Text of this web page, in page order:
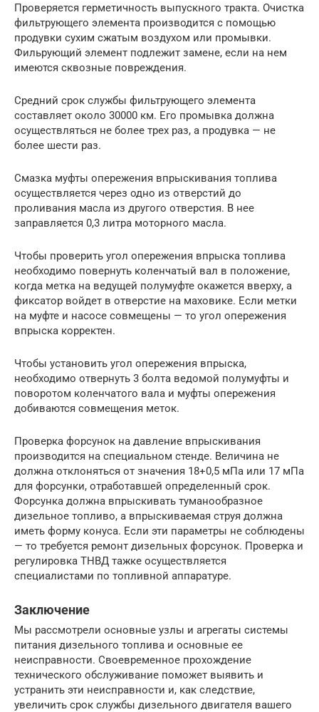
Проверяется герметичность выпускного тракта. Очистка
фильтрующего элемента производится с помощью
продувки сухим сжатым воздухом или промывки.
Фильрующий элемент подлежит замене, если на нем
имеются сквозные повреждения.
Средний срок службы фильтрующего элемента
составляет около 30000 км. Его промывка должна
осуществляться не более трех раз, а продувка — не
более шести раз.
Смазка муфты опережения впрыскивания топлива
осуществляется через одно из отверстий до
проливания масла из другого отверстия. В нее
заправляется 0,3 литра моторного масла.
Чтобы проверить угол опережения впрыска топлива
необходимо повернуть коленчатый вал в положение,
когда метка на ведущей полумуфте окажется вверху, а
фиксатор войдет в отверстие на маховике. Если метки
на муфте и насосе совмещены — то угол опережения
впрыска корректен.
Чтобы установить угол опережения впрыска,
необходимо отвернуть 3 болта ведомой полумуфты и
поворотом коленчатого вала и муфты опережения
добиваются совмещения меток.
Проверка форсунок на давление впрыскивания
производится на специальном стенде. Величина не
должна отклоняться от значения 18+0,5 мПа или 17 мПа
для форсунки, отработавшей определенный срок.
Форсунка должна впрыскивать туманообразное
дизельное топливо, а впрыскиваемая струя должна
иметь форму конуса. Если эти параметры не соблюдены
— то требуется ремонт дизельных форсунок. Проверка и
регулировка ТНВД тажке осуществляется
специалистами по топливной аппаратуре.
Заключение
Мы рассмотрели основные узлы и агрегаты системы
питания дизельного топлива и основные ее
неисправности. Своевременное прохождение
технического обслуживание поможет выявить и
устранить эти неисправности и, как следствие,
увеличить срок службы дизельного двигателя вашего